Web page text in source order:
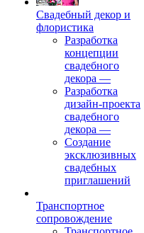
Свадебный декор и
флористика
Разработка
концепции
свадебного
декора —
Разработка
дизайн-проекта
свадебного
декора —
Создание
эксклюзивных
свадебных
приглашений
Транспортное
сопровождение